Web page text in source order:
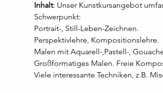
Inhalt: Unser Kunstkursangebot
Schwerpunkt:
Portrait-, Still-Leben-Zeichnen.
Perspektivlehre, Kompositionslehre.
Malen mit Aquarell-,Pastell-,
Großformatiges Malen. Freie
Viele interessante Techniken, z.B.